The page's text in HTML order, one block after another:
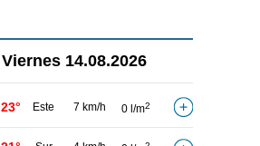
Viernes 14.08.2026
23° Este 7 km/h 0 l/m2